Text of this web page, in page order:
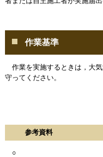
作業基準
作業を実施するときは，大
守ってください。
参考資料
○